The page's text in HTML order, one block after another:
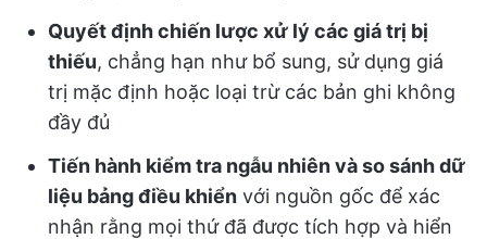
Quyết định chiến lược xử lý các giá trị bị
thiếu, chẳng hạn như bổ sung, sử dụng giá
trị mặc định hoặc loại trừ các bản ghi không
đầy đủ
Tiến hành kiểm tra ngẫu nhiên và so sánh dữ
liệu bảng điều khiển với nguồn gốc để xác
nhận rằng mọi thứ đã được tích hợp và hiển